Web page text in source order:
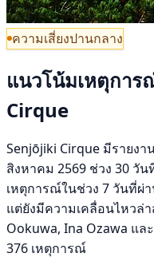
ความเสี่ยงปานกลาง
แนวโน้มเหตุกา
Cirque
Senjōjiki Cirque มีรายง
สิงหาคม 2569 ช่วง 30 วั
เหตุการณ์ในช่วง 7 วันที่ผ่
แต่ยังมีความเคลื่อนไหวล่
Ookuwa, Ina Ozawa แ
376 เหตุการณ์